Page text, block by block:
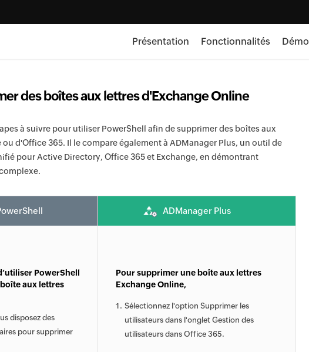
Présentation Fonctionnalités Démo
des boîtes aux lettres d'Exchange Online
à suivre pour utiliser PowerShell afin de supprimer des boîtes aux
d'Office 365. Il le compare également à ADManager Plus, un outil de
pour Active Directory, Office 365 et Exchange, en démontrant
PowerShell
aux lettres
disposez des
pour supprimer
ADManager Plus
Pour supprimer une boîte aux lettres
Exchange Online,
Sélectionnez l'option Supprimer les
utilisateurs dans l'onglet Gestion des
utilisateurs dans Office 365.